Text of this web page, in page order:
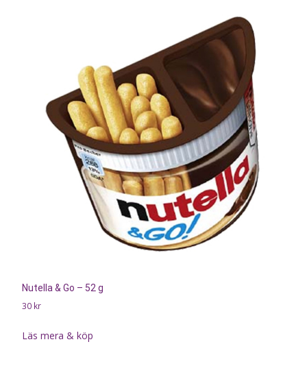
Nutella & Go – 52 g
30 kr
Läs mera & köp